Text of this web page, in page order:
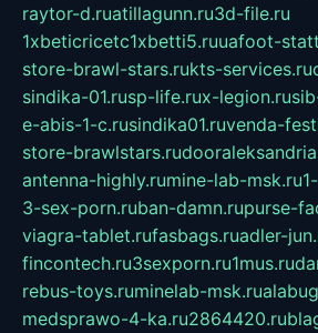
raytor-d.ruatillagunn.ru3d-file.ru
1xbeticricetc1xbetti5.ruuafoot-
store-brawl-stars.rukts-services.ru
sindika-01.rusp-life.rux-legion.ru
e-abis-1-c.rusindika01.ruvenda-
store-brawlstars.ru
antenna-highly.rumine-lab-msk.ru
3-sex-porn.ruban-damn.rupurse-
viagra-tablet.rufasbags.ruadler-
fincontech.ru3sexporn.ru1mus.ru
rebus-toys.ruminelab-msk.ru
medsprawo-4-ka.ru2864420.ru